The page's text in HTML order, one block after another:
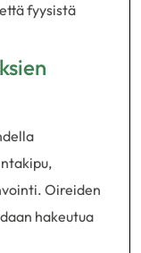
fyysistä
Oireiden
hakeutua